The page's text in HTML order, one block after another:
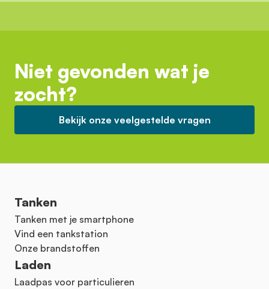
Niet gevonden wat je
zocht?
Bekijk onze veelgestelde vragen
Tanken
Tanken met je smartphone
Vind een tankstation
Onze brandstoffen
Laden
Laadpas voor particulieren